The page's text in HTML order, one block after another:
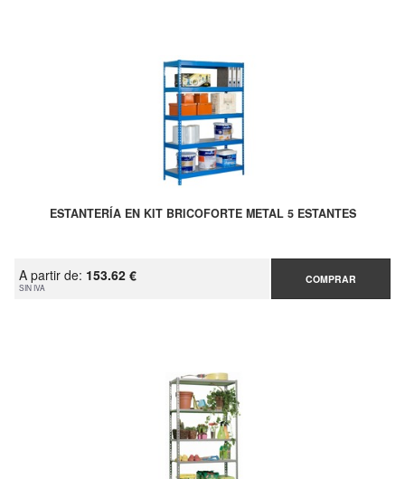
ESTANTERÍA EN KIT BRICOFORTE METAL 5 ESTANTES
A partir de: 153.62 €
SIN IVA
COMPRAR